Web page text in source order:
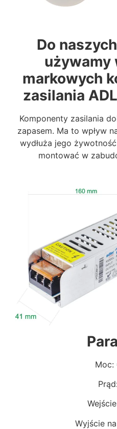
Do
używamy
markowych
zasilania
Komponenty zasilania
zapasem. Ma to wpływ
wydłuża jego
montować w
Moc:
Wyjście